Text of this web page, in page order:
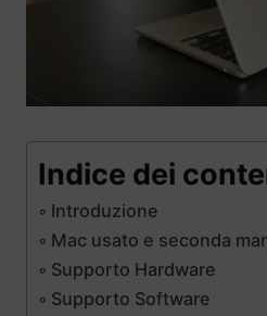
Indice dei
Introduzione
Mac usato e seconda
Supporto Hardware
Supporto Software